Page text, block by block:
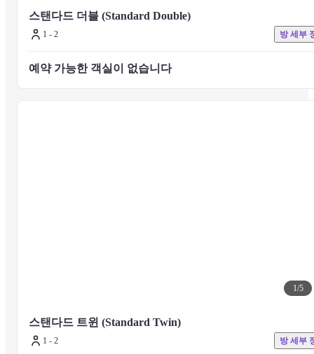
※ 유아 용품(아기 침대 및 욕조 등)이 필요한 경우, 사전에 호텔에 문
의하여 제공 가능 여부를 확인하시기 바랍니다.
스탠다드 더블 (Standard Double)
1 - 2 방 세부
예약 가능한 객실이 없습니다
1/5
스탠다드 트윈 (Standard Twin)
1 - 2 방 세부